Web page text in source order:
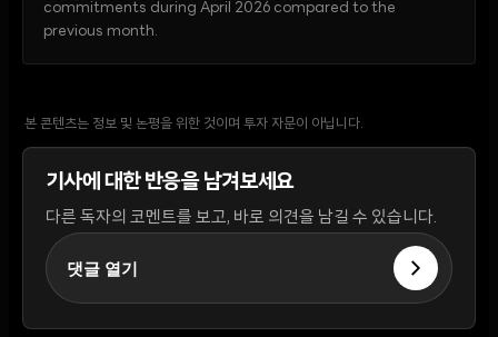
commitments during April 2026 compared to the
previous month.
본 콘텐츠는 정보 및 논평을 위한 것이며 투자 자문이 아닙니다.
기사에 대한 반응을 남겨보세요
다른 독자의 코멘트를 보고, 바로 의견을 남길 수 있습니다.
댓글 열기